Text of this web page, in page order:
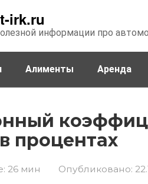
irk.ru
информации про
Алименты Аренда
процентах
26 мин Опубликовано: